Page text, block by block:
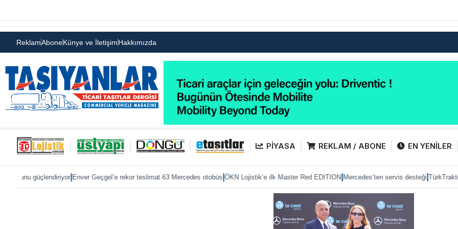
ReklamAboneKünye ve İletişimHakkımızda
PİYASA REKLAM / ABONE EN YENİLER
|Enver Geçgel’e rekor teslimat 63 Mercedes otobüs|ÖKN Lojistik’e ilk Master Red EDITION| Mercedes’ten servis desteği| TürkTraktör pazarda